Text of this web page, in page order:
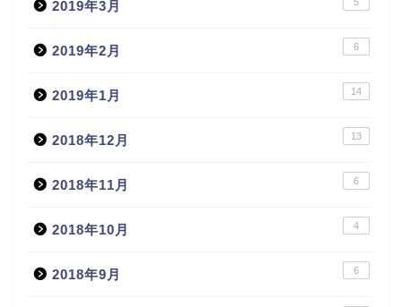
2019年3月
2019年2月 6
2019年1月 14
2018年12月 13
2018年11月 6
2018年10月 4
2018年9月 6